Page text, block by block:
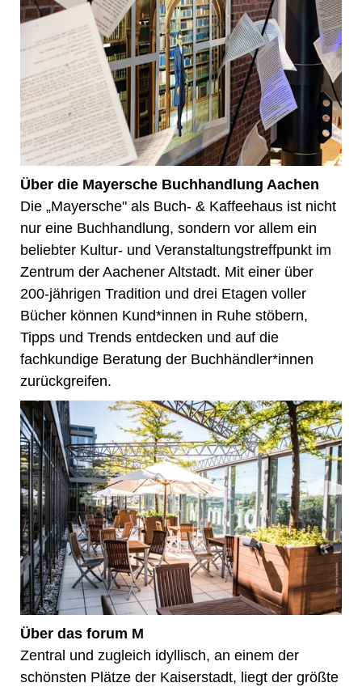
Über die Mayersche Buchhandlung Aachen
Die „Mayersche" als Buch- & Kaffeehaus ist nicht
nur eine Buchhandlung, sondern vor allem ein
beliebter Kultur- und Veranstaltungstreffpunkt im
Zentrum der Aachener Altstadt. Mit einer über
200-jährigen Tradition und drei Etagen voller
Bücher können Kund*innen in Ruhe stöbern,
Tipps und Trends entdecken und auf die
fachkundige Beratung der Buchhändler*innen
zurückgreifen.
Über das forum M
Zentral und zugleich idyllisch, an einem der
schönsten Plätze der Kaiserstadt, liegt der größte